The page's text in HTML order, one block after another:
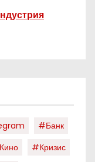
#банк
#кризис